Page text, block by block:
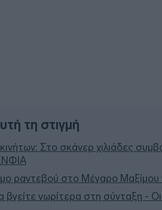
τη στιγμή
Στο σκάνερ χιλιάδες
ραντεβού στο Μέγαρο Μαξίμου
βγείτε νωρίτερα στη σύνταξη -